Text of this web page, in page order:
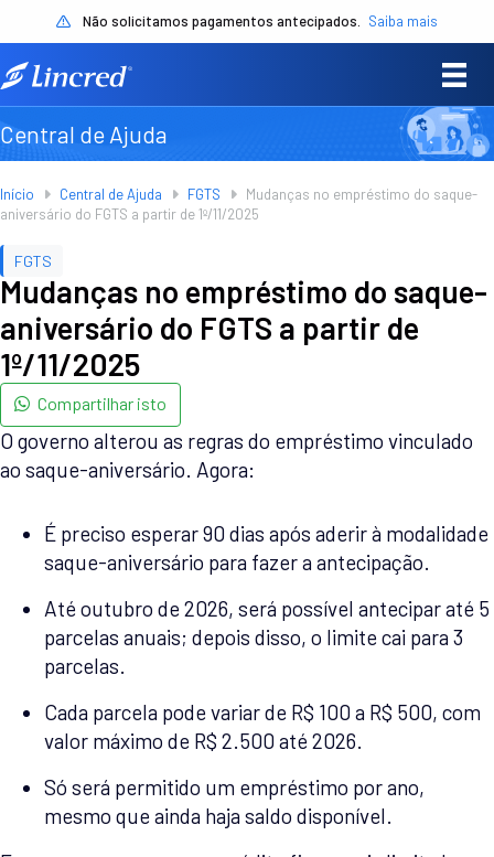
Não solicitamos pagamentos antecipados. Saiba mais
Central de Ajuda
Início Central de Ajuda FGTS
Mudanças no empréstimo do saque-
aniversário do FGTS a partir de 1º/11/2025
FGTS
Mudanças no empréstimo do saque-
aniversário do FGTS a partir de
1º/11/2025
Compartilhar isto
O governo alterou as regras do empréstimo vinculado
ao saque-aniversário. Agora:
É preciso esperar 90 dias após aderir à modalidade
saque-aniversário para fazer a antecipação.
Até outubro de 2026, será possível antecipar até 5
parcelas anuais; depois disso, o limite cai para 3
parcelas.
Cada parcela pode variar de R$ 100 a R$ 500, com
valor máximo de R$ 2.500 até 2026.
Só será permitido um empréstimo por ano,
mesmo que ainda haja saldo disponível.